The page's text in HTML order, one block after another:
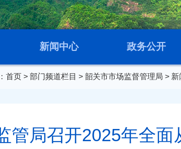
新闻中心 政务公开
首页 > 部门频道栏目 > 韶关市市场监督管理局 > 新
管局召开2025年全